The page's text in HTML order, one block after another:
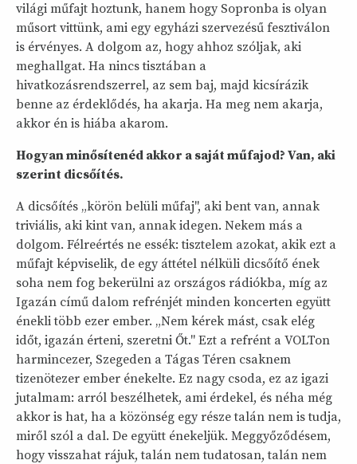
világi műfajt hoztunk, hanem hogy Sopronba is olyan
műsort vittünk, ami egy egyházi szervezésű fesztiválon
is érvényes. A dolgom az, hogy ahhoz szóljak, aki
meghallgat. Ha nincs tisztában a
hivatkozásrendszerrel, az sem baj, majd kicsírázik
benne az érdeklődés, ha akarja. Ha meg nem akarja,
akkor én is hiába akarom.
Hogyan minősítenéd akkor a saját műfajod? Van, aki
szerint dicsőítés.
A dicsőítés „körön belüli műfaj", aki bent van, annak
triviális, aki kint van, annak idegen. Nekem más a
dolgom. Félreértés ne essék: tisztelem azokat, akik ezt a
műfajt képviselik, de egy áttétel nélküli dicsőítő ének
soha nem fog bekerülni az országos rádiókba, míg az
Igazán című dalom refrénjét minden koncerten együtt
énekli több ezer ember. „Nem kérek mást, csak elég
időt, igazán érteni, szeretni Őt." Ezt a refrént a VOLTon
harmincezer, Szegeden a Tágas Téren csaknem
tizenötezer ember énekelte. Ez nagy csoda, ez az igazi
jutalmam: arról beszélhetek, ami érdekel, és néha még
akkor is hat, ha a közönség egy része talán nem is tudja,
miről szól a dal. De együtt énekeljük. Meggyőződésem,
hogy visszahat rájuk, talán nem tudatosan, talán nem